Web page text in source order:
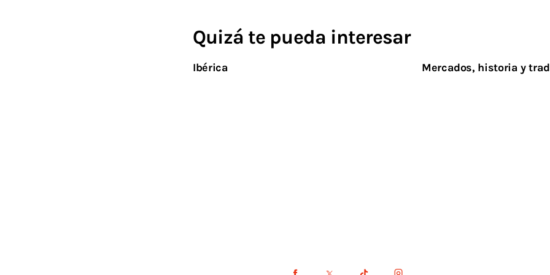
Quizá te pueda interesar
Ibérica Mercados, historia y